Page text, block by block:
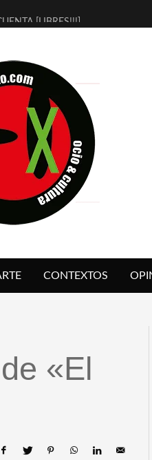
[LIBRES!!!]
ZAMORA
TEATRAL CLAUDIO
DEL TOMATAZO
3.0] EN EXVITA
[RELATIVA SENCILLEZ]
A SERRAT
CONTEXTOS
«El